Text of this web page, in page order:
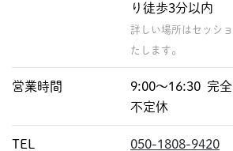
り徒歩3分以内
詳しい場所はセッシ
たします。
営業時間
9:00〜16:30 完全
不定休
TEL 050-1808-9420